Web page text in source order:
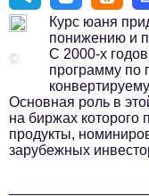
Туризм
Импортозамещение
Мероприятия
Авторские материалы
Видео
©
Курс юаня
понижению и
С 2000-х
программу по
Основная роль в
на биржах
продукты,
зарубежных